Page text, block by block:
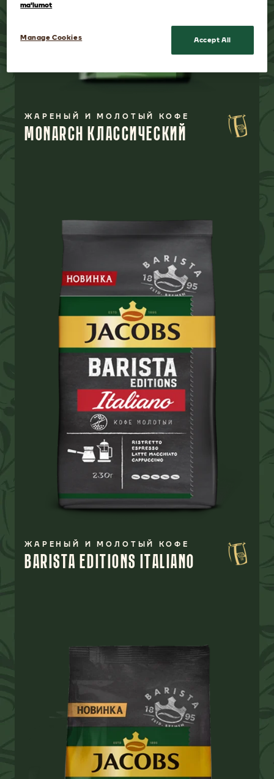
ЖАРЕНЫЙ И МОЛОТЫЙ КОФЕ
MONARCH КЛАССИЧЕСКИЙ
ЖАРЕНЫЙ И МОЛОТЫЙ КОФЕ
BARISTA EDITIONS ITALIANO
ma'lumot
Manage Cookies Accept All